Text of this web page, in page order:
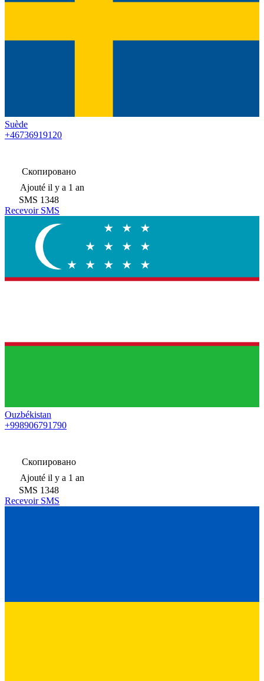
Suède
+46736919120
Скопировано
Ajouté il y a 1 an
SMS 1348
Recevoir SMS
Ouzbékistan
+998906791790
Скопировано
Ajouté il y a 1 an
SMS 1348
Recevoir SMS